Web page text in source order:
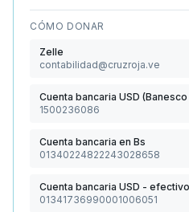
CÓMO DONAR
Zelle
contabilidad@cruzroja.ve
Cuenta bancaria USD (Banesco
1500236086
Cuenta bancaria en Bs
01340224822243028658
Cuenta bancaria USD -
01341736990001006051